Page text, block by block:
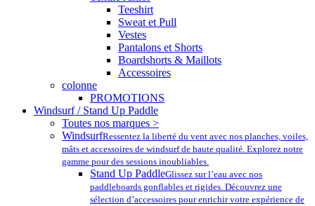
Teeshirt
Sweat et Pull
Vestes
Pantalons et Shorts
Boardshorts & Maillots
Accessoires
colonne
PROMOTIONS
Windsurf / Stand Up Paddle
Toutes nos marques >
WindsurfRessentez la liberté du vent avec nos planches, voiles,
mâts et accessoires de windsurf de haute qualité. Explorez notre
gamme pour des sessions inoubliables.
Stand Up PaddleGlissez sur l’eau avec nos
paddleboards gonflables et rigides. Découvrez une
sélection d’accessoires pour enrichir votre expérience de